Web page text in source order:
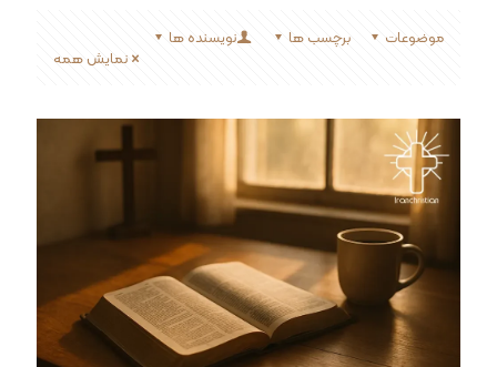
موضوعات برچسب ها
نویسنده ها
نمایش همه